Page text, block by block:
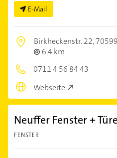
E-Mail
Birkheckenstr. 22,
6,4 km
0711 4 56 84 43
Webseite
Neuffer Fenster +
FENSTER